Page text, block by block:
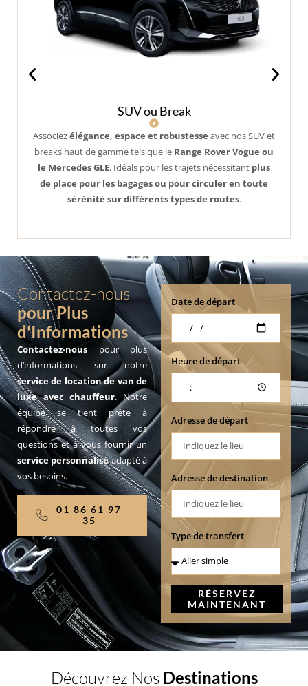
Minivan
Idéal pour lesfamilles, groupes d’amis ou déplacements
professionnels, notre minivan spacieux peut accueillir
jusqu’à7 passagerstout en offrant un espace généreux
pour les bagages. Confortable et pratique, il garantit un
trajet fluide et agréable, quel que soit votre itinéraire.
Contactez-nous
pour Plus
d'Informations
Contactez-nous pour plus
d’informations sur notre
service de location de van de
luxe avec chauffeur. Notre
équipe se tient prête à
répondre à toutes vos
questions et à vous fournir un
service personnaliséadapté à
vos besoins.
01 86 61 97
35
Date de départ
Heure de départ
Adresse de départ
Adresse de destination
Type de transfert
RÉSERVEZ
MAINTENANT
Découvrez Nos Destinations